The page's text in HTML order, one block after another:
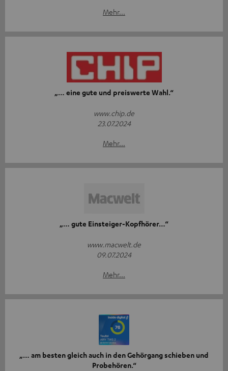
Mehr...
„… eine gute und preiswerte Wahl.“
www.chip.de
23.07.2024
Mehr...
„… gute Einsteiger-Kopfhörer…“
www.macwelt.de
09.07.2024
Mehr...
„… am besten gleich auch in den Gehörgang schieben und
Probehören.“